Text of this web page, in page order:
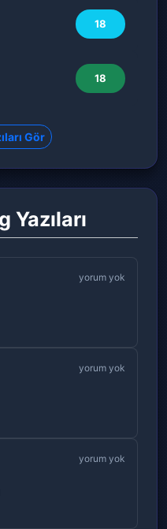
18
18
Gör
Yazıları
yorum yok
yorum yok
yorum yok